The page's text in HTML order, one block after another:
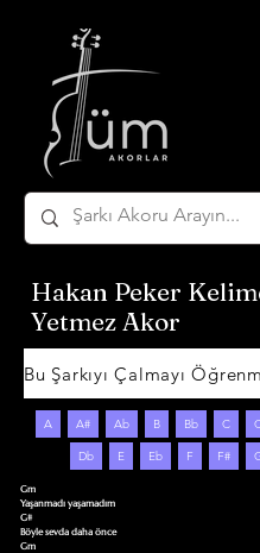
Hakan Peker
Yetmez Akor
A A# Ab B Bb C
Db E Eb F F#
Gm
Yaşanmadı yaşamadım
G#
Böyle sevda daha önce
Gm